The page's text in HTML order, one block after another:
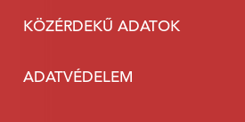
KÖZÉRDEKŰ ADATOK
ADATVÉDELEM